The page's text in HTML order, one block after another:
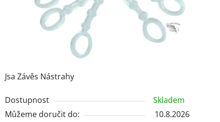
Jsa Závěs Nástrahy
Dostupnost
Skladem
Můžeme doručit do:
10.8.2026